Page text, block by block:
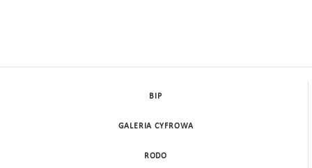
BIP
GALERIA CYFROWA
RODO